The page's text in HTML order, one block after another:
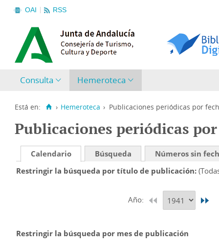
OAI RSS
Consulta Hemeroteca
Está en: › Hemeroteca › Publicaciones periódicas por
Publicaciones periódicas
Calendario Búsqueda
Números sin
Restringir la búsqueda por título de publicación
Año:
Restringir la búsqueda por mes de publicación